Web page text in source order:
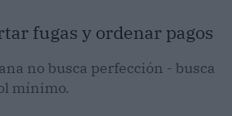
fugas y ordenar pagos
no busca perfección - busca
mínimo.